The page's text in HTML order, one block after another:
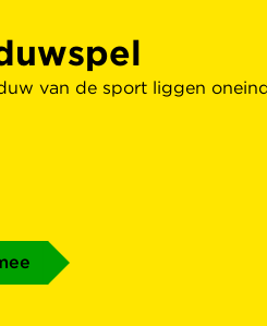
van de sport liggen